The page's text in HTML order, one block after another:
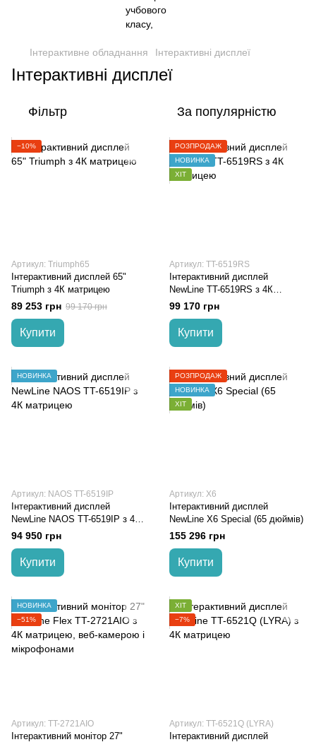
Інтерактивне обладнання Інтерактивні дисплеї
Інтерактивні дисплеї
Фільтр За популярністю
−10%
Артикул: Triumph65
Інтерактивний дисплей 65"
Triumph з 4К матрицею
89 253 грн 99 170 грн
Купити
РОЗПРОДАЖ
НОВИНКА
ХІТ
Артикул: TT-6519RS
Інтерактивний дисплей
NewLine TT-6519RS з 4К
матрицею
99 170 грн
Купити
НОВИНКА
Артикул: NAOS TT-6519IP
Інтерактивний дисплей
NewLine NAOS TT-6519IP з 4К
матрицею
94 950 грн
Купити
РОЗПРОДАЖ
НОВИНКА
ХІТ
Артикул: X6
Інтерактивний дисплей
NewLine X6 Special (65 дюймів)
155 296 грн
Купити
НОВИНКА
−51%
Артикул: TT-2721AIO
Інтерактивний монітор 27"
ХІТ
−7%
Артикул: TT-6521Q (LYRA)
Інтерактивний дисплей